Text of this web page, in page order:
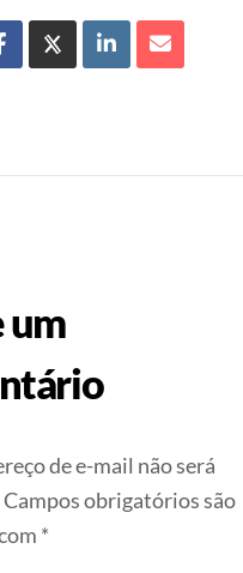
um
de e-mail não será
Campos obrigatórios são
*